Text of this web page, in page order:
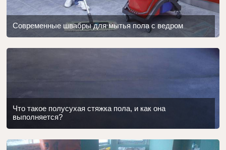
Современные швабры для мытья пола с ведром
Что такое полусухая стяжка пола, и как она
выполняется?